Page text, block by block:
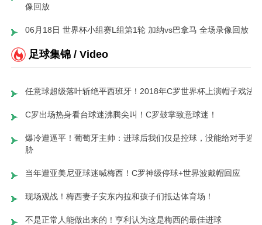
像回放
06月18日 世界杯小组赛L组第1轮 加纳vs巴拿马 全场录像回放
足球集锦 / Video
任意球超级落叶斩绝平西班牙！2018年C罗世界杯上演帽子戏法！
C罗出场热身看台球迷沸腾尖叫！C罗鼓掌致意球迷！
爆冷遭逼平！葡萄牙主帅：进球后我们仅是控球，没能给对手造威
胁
当年遭亚美尼亚球迷喊梅西！C罗神级停球+世界波戴帽回应
现场观战！梅西妻子安东内拉和孩子们抵达体育场！
不是正常人能做出来的！亨利认为这是梅西的最佳进球